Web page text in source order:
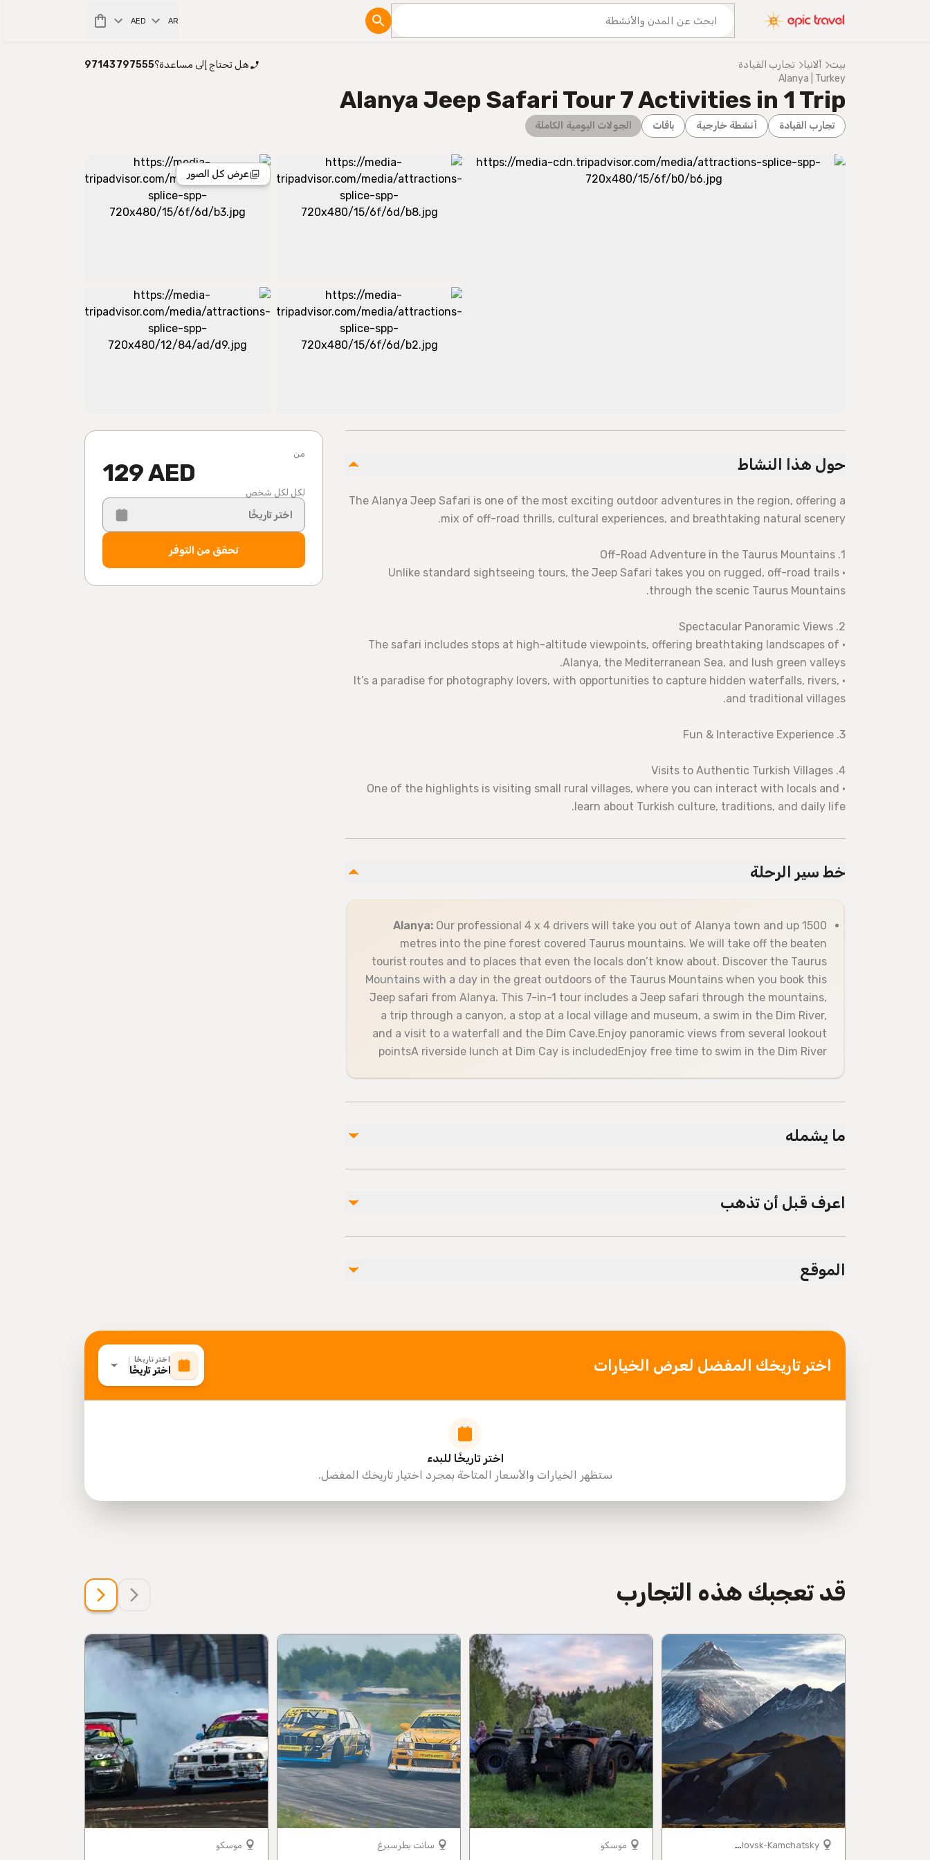
المزيد من المغامرات AR
AED
بيت ألانيا تجارب القيادة هل تحتاج إلى مساعدة؟97143797555
Alanya | Turkey
Alanya Jeep Safari Tour 7 Activities in 1 Trip
تجارب القيادة أنشطة خارجية باقات الجولات اليومية الكاملة
عرض كل الصور
من
129 AED
لكل لكل شخص
اختر تاريخًا
تحقق من التوفر
حول هذا النشاط
The Alanya Jeep Safari is one of the most exciting outdoor adventures in the region, offering a
mix of off-road thrills, cultural experiences, and breathtaking natural scenery.
1. Off-Road Adventure in the Taurus Mountains
• Unlike standard sightseeing tours, the Jeep Safari takes you on rugged, off-road trails
through the scenic Taurus Mountains.
2. Spectacular Panoramic Views
• The safari includes stops at high-altitude viewpoints, offering breathtaking landscapes of
Alanya, the Mediterranean Sea, and lush green valleys.
• It’s a paradise for photography lovers, with opportunities to capture hidden waterfalls, rivers,
and traditional villages.
3. Fun & Interactive Experience
4. Visits to Authentic Turkish Villages
• One of the highlights is visiting small rural villages, where you can interact with locals and
learn about Turkish culture, traditions, and daily life.
خط سير الرحلة
Alanya: Our professional 4 x 4 drivers will take you out of Alanya town and up 1500
metres into the pine forest covered Taurus mountains. We will take off the beaten
tourist routes and to places that even the locals don’t know about. Discover the Taurus
Mountains with a day in the great outdoors of the Taurus Mountains when you book this
Jeep safari from Alanya. This 7-in-1 tour includes a Jeep safari through the mountains,
a trip through a canyon, a stop at a local village and museum, a swim in the Dim River,
and a visit to a waterfall and the Dim Cave.Enjoy panoramic views from several lookout
pointsA riverside lunch at Dim Cay is includedEnjoy free time to swim in the Dim River
ما يشمله
مشمول
Pick up and drop off from hotels
غير مشمول
اعرف قبل أن تذهب
Public transportation options are available nearby
Not recommended for travelers with spinal injuries
Travelers should have at least a moderate level of physical fitness
Mobile or paper ticket accepted
الموقع
directions
اختر تاريخك المفضل لعرض الخيارات اختر تاريخًا
اختر تاريخًا
اختر تاريخًا للبدء
ستظهر الخيارات والأسعار المتاحة بمجرد اختيار تاريخك المفضل.
قد تعجبك هذه التجارب
P
etropavlovsk-Kamchatsky موسكو سانت بطرسبرغ موسكو